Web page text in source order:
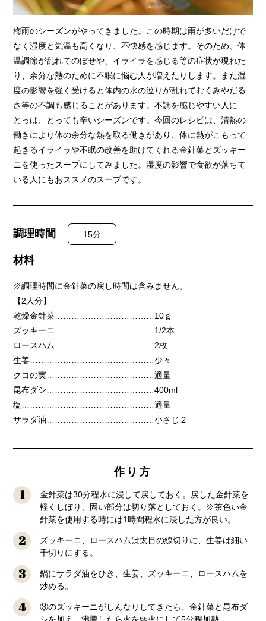
梅雨のシーズンがやってきました。この時期は雨が多いだけで
なく湿度と気温も高くなり、不快感を感じます。そのため、体
温調節が乱れてのぼせや、イライラを感じる等の症状が現れた
り、余分な熱のために不眠に悩む人が増えたりします。また湿
度の影響を強く受けると体内の水の巡りが乱れてむくみやだる
さ等の不調も感じることがあります。不調を感じやすい人に
とっは、とっても辛いシーズンです。今回のレシピは、清熱の
働きにより体の余分な熱を取る働きがあり、体に熱がこもって
起きるイライラや不眠の改善を助けてくれる金針菜とズッキー
ニを使ったスープにしてみました。湿度の影響で食欲が落ちて
いる人にもおススメのスープです。
調理時間 15分
材料
※調理時間に金針菜の戻し時間は含みません。
【2人分】
乾燥金針菜………………………………10ｇ
ズッキーニ………………………………1/2本
ロースハム………………………………2枚
生姜………………………………………少々
クコの実…………………………………適量
昆布ダシ…………………………………400ml
塩…………………………………………適量
サラダ油…………………………………小さじ２
作り方
1
金針菜は30分程水に浸して戻しておく。戻した金針菜を
軽くしぼり、固い部分は切り落としておく。※茶色い金
針菜を使用する時には1時間程水に浸した方が良い。
2
ズッキーニ、ロースハムは太目の線切りに、生姜は細い
千切りにする。
3
鍋にサラダ油をひき、生姜、ズッキーニ、ロースハムを
炒める。
4
③のズッキーニがしんなりしてきたら、金針菜と昆布ダ